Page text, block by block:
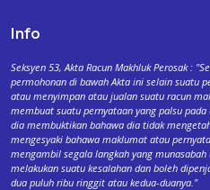
Info
Seksyen 53, Akta Racun Makhluk Perosak :
permohonan di bawah Akta ini selain suatu
atau menyimpan atau jualan suatu racun
membuat suatu pernyataan yang palsu
dia membuktikan bahawa dia tidak
mengesyaki bahawa maklumat atau
mengambil segala langkah yang
melakukan suatu kesalahan dan boleh
dua puluh ribu ringgit atau kedua-duanya."